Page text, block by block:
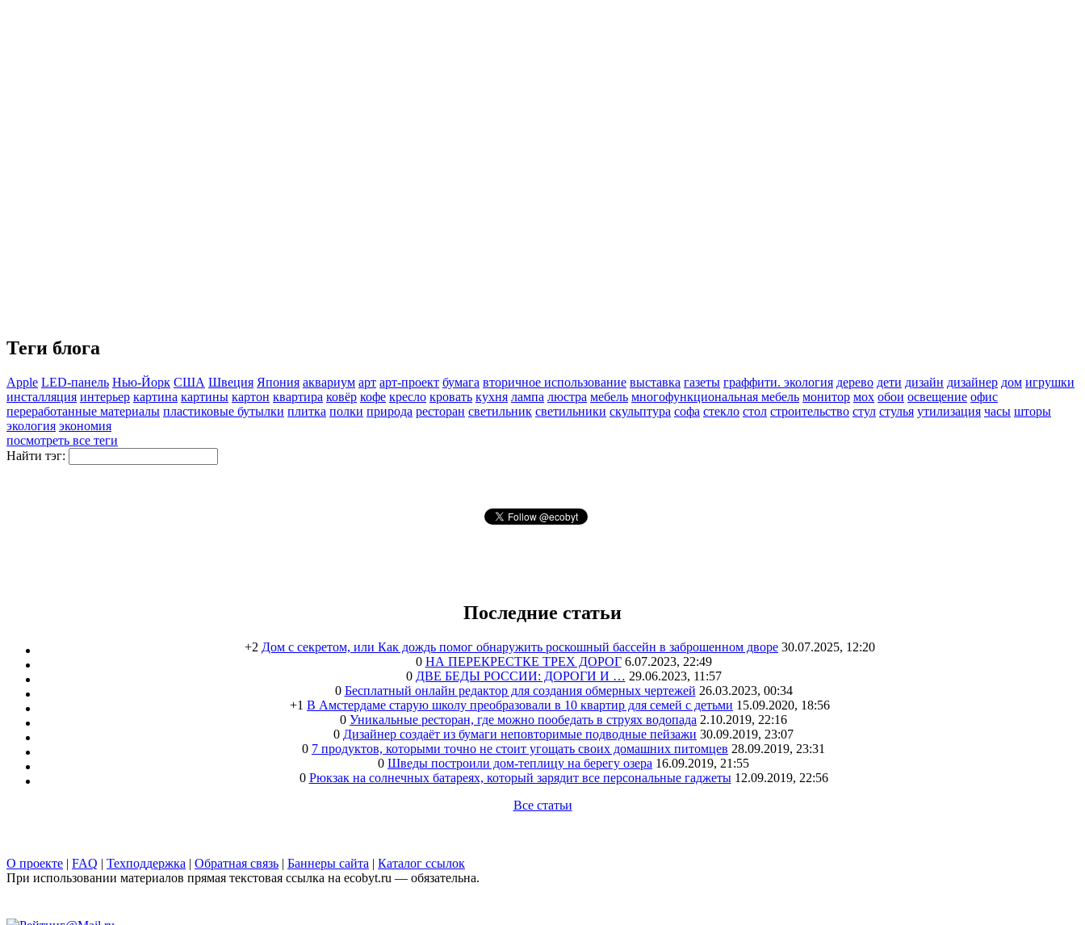
Теги блога
Apple LED-панель Нью-Йорк США Швеция Япония аквариум арт арт-проект бумага вторичное использование выставка газеты граффити. экология дерево дети дизайн дизайнер дом игрушки
инсталляция интерьер картина картины картон квартира ковёр кофе кресло кровать кухня лампа люстра мебель многофункциональная мебель монитор мох обои освещение офис
переработанные материалы пластиковые бутылки плитка полки природа ресторан светильник светильники скульптура софа стекло стол строительство стул стулья утилизация часы шторы
экология экономия
посмотреть все теги
Найти тэг:
Последние статьи
+2 Дом с секретом, или Как дождь помог обнаружить роскошный бассейн в заброшенном дворе 30.07.2025, 12:20
0 НА ПЕРЕКРЕСТКЕ ТРЕХ ДОРОГ 6.07.2023, 22:49
0 ДВЕ БЕДЫ РОССИИ: ДОРОГИ И … 29.06.2023, 11:57
0 Бесплатный онлайн редактор для создания обмерных чертежей 26.03.2023, 00:34
+1 В Амстердаме старую школу преобразовали в 10 квартир для семей с детьми 15.09.2020, 18:56
0 Уникальные ресторан, где можно пообедать в струях водопада 2.10.2019, 22:16
0 Дизайнер создаёт из бумаги неповторимые подводные пейзажи 30.09.2019, 23:07
0 7 продуктов, которыми точно не стоит угощать своих домашних питомцев 28.09.2019, 23:31
0 Шведы построили дом-теплицу на берегу озера 16.09.2019, 21:55
0 Рюкзак на солнечных батареях, который зарядит все персональные гаджеты 12.09.2019, 22:56
Все статьи
О проекте | FAQ | Техподдержка | Обратная связь | Баннеры сайта | Каталог ссылок
При использовании материалов прямая текстовая ссылка на ecobyt.ru — обязательна.